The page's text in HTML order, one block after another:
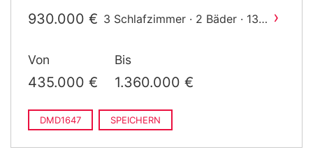
930.000 € 3 Schlafzimmer · 2 Bäder · 134
›
187 m
Von
435.000 €
Bis
1.360.000 €
DMD1647 SPEICHERN